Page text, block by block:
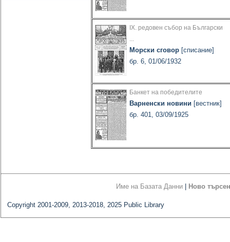
IX. редовен събор на Български
...
Морски сговор [списание]
бр. 6, 01/06/1932
Банкет на победителите
Варненски новини [вестник]
бр. 401, 03/09/1925
Име на Базата Данни Ново
Copyright 2001-2009, 2013-2018, 2025 Public Library